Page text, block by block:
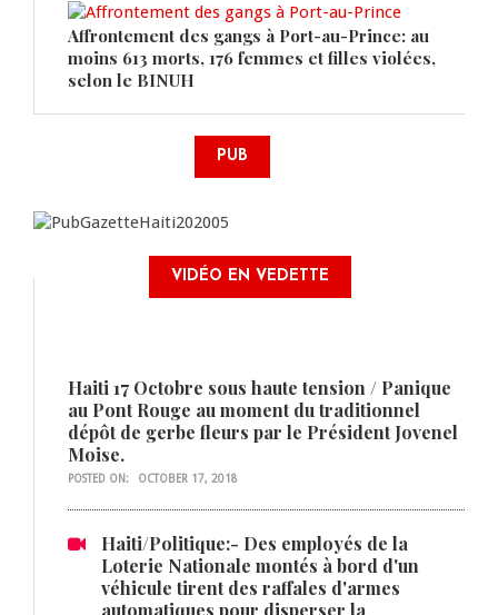
Affrontement des gangs à Port-au-Prince: au
moins 613 morts, 176 femmes et filles violées,
selon le BINUH
PUB
VIDÉO EN VEDETTE
Haiti 17 Octobre sous haute tension / Panique
au Pont Rouge au moment du traditionnel
dépôt de gerbe fleurs par le Président Jovenel
Moise.
POSTED ON: OCTOBER 17, 2018
Haiti/Politique:- Des employés de la
Loterie Nationale montés à bord d'un
véhicule tirent des raffales d'armes